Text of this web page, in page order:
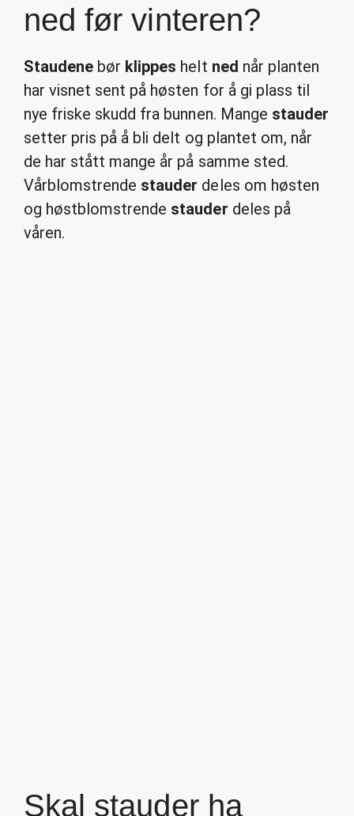
ned før vinteren?
Staudene bør klippes helt ned når planten
har visnet sent på høsten for å gi plass til
nye friske skudd fra bunnen. Mange stauder
setter pris på å bli delt og plantet om, når
de har stått mange år på samme sted.
Vårblomstrende stauder deles om høsten
og høstblomstrende stauder deles på
våren.
Skal stauder ha